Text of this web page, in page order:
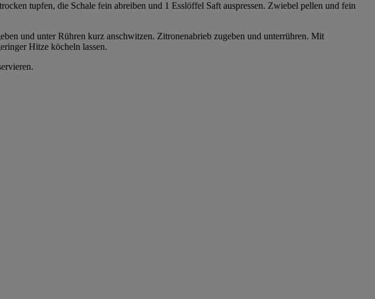
tupfen, die Schale fein abreiben und 1 Esslöffel Saft auspressen. Zwiebel pellen und fein
und unter Rühren kurz anschwitzen. Zitronenabrieb zugeben und unterrühren. Mit
Hitze köcheln lassen.